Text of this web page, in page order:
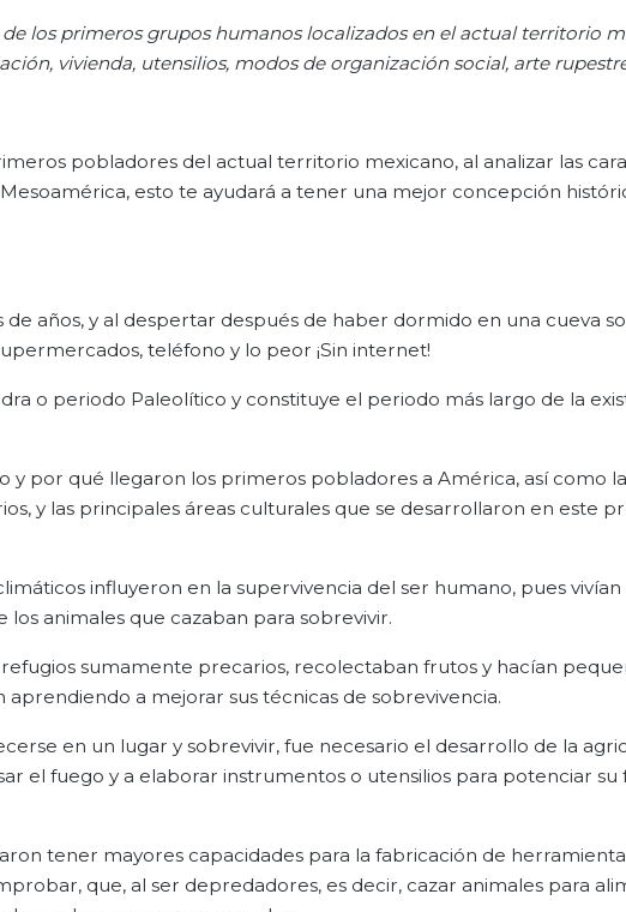
los primeros grupos humanos localizados en el actual territorio
vivienda, utensilios, modos de organización social, arte
pobladores del actual territorio mexicano, al analizar las
esto te ayudará a tener una mejor concepción
de años, y al despertar después de haber dormido en una cueva
teléfono y lo peor ¡Sin internet!
o periodo Paleolítico y constituye el periodo más largo de la
y por qué llegaron los primeros pobladores a América, así como
y las principales áreas culturales que se desarrollaron en este
influyeron en la supervivencia del ser humano, pues vivían
animales que cazaban para sobrevivir.
sumamente precarios, recolectaban frutos y hacían
a mejorar sus técnicas de sobrevivencia.
en un lugar y sobrevivir, fue necesario el desarrollo de la
el fuego y a elaborar instrumentos o utensilios para potenciar su
tener mayores capacidades para la fabricación de
que, al ser depredadores, es decir, cazar animales para